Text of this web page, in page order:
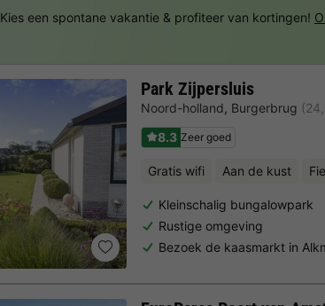
Park Zijpersluis
Noord-holland, Burgerbrug
8.3 Zeer goed
Gratis wifi Aan de kust
Kleinschalig bungalowpark
Rustige omgeving
Bezoek de kaasmarkt in
Kies een spontane vakantie & profiteer van kortingen!